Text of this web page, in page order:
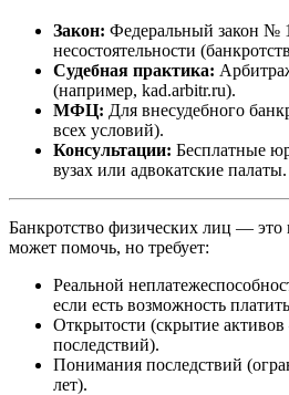
Закон: Федеральный закон №
несостоятельности
Судебная практика:
(например, kad.arbitr.ru).
МФЦ: Для внесудебного
всех условий).
Консультации: Бесплатные
вузах или адвокатские палаты.
Банкротство физических лиц — это
может помочь, но требует:
Реальной
если есть возможность
Открытости (скрытие
последствий).
Понимания последствий
лет).